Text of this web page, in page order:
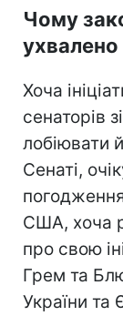
Чому
ухвалено
Хоча
сенаторів
лобіювати
Сенаті,
США, хоча
про свою
Грем та
України та